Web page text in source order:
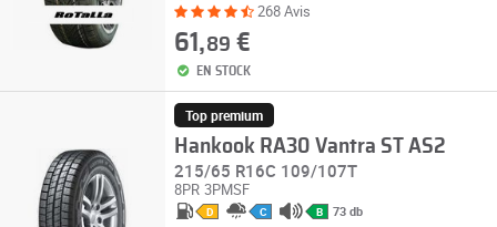
268 Avis
61,89 €
EN STOCK
Top premium
Hankook RA30 Vantra ST AS2
215/65 R16C 109/107T
8PR 3PMSF
D C B 73 db